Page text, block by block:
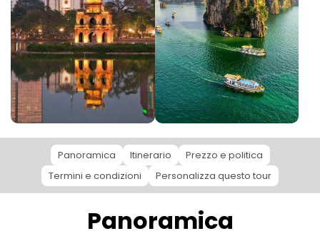
Panoramica Itinerario
Prezzo e politica
Termini e condizioni
Personalizza questo tour
Panoramica